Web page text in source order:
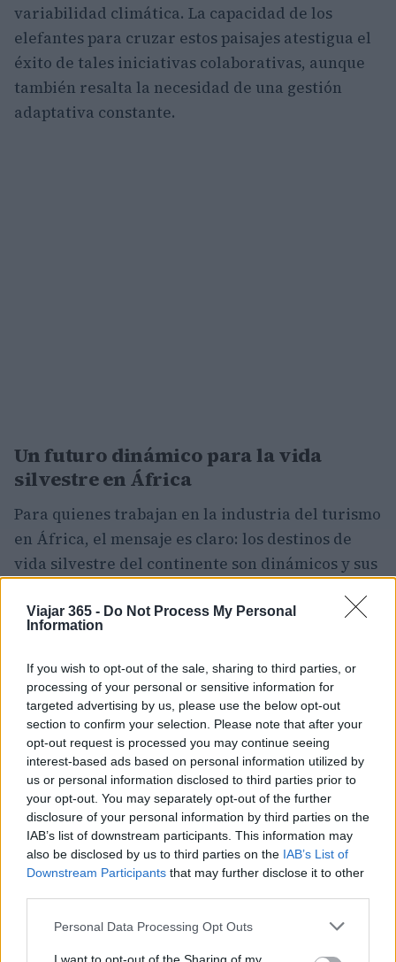
Viajar 365 - Do Not Process My Personal
Information
If you wish to opt-out of the sale, sharing to third parties, or
processing of your personal or sensitive information for
targeted advertising by us, please use the below opt-out
section to confirm your selection. Please note that after your
opt-out request is processed you may continue seeing
interest-based ads based on personal information utilized by
us or personal information disclosed to third parties prior to
your opt-out. You may separately opt-out of the further
disclosure of your personal information by third parties on the
IAB’s list of downstream participants. This information may
also be disclosed by us to third parties on the IAB’s List of
Downstream Participants that may further disclose it to other
Please note that this website/app uses one or more Google
Personal Data Processing Opt Outs
variabilidad climática. La capacidad de los
elefantes para cruzar estos paisajes atestigua el
éxito de tales iniciativas colaborativas, aunque
también resalta la necesidad de una gestión
adaptativa constante.
Un futuro dinámico para la vida
silvestre en África
Para quienes trabajan en la industria del turismo
en África, el mensaje es claro: los destinos de
vida silvestre del continente son dinámicos y sus
posibilidad de encontrarse con elefantes en la
nueva dimensión a la narrativa del parque. Esto
invita a los operadores a replantear la forma en
que comercializan el destino, enfatizando no
solo sus fortalezas establecidas, sino también su
capacidad para sorprender y renovarse.
Las autoridades del parque están instando a los
visitantes a estar atentos ante posibles
avistamientos de elefantes. Se ha solicitado a
quienes observen estos animales que compartan
fotografías o detalles de la ubicación con los
funcionarios en el campamento más cercano o
que se pongan en contacto directamente con el